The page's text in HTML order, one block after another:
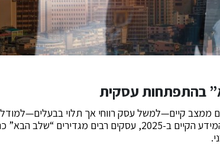
בהתפתחות עסקית
קיים—למשל עסק רווחי אך תלוי בבעלים—למודל
נתונים ומימון מתאים. לפי המידע הקיים ב-2025, עסקים רבים